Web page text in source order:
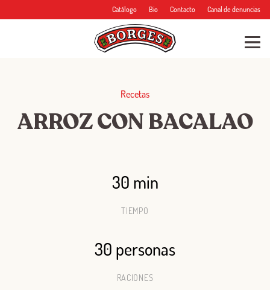
Catálogo Bio Contacto Canal de denuncias
Recetas
ARROZ CON BACALAO
30 min
TIEMPO
30 personas
RACIONES